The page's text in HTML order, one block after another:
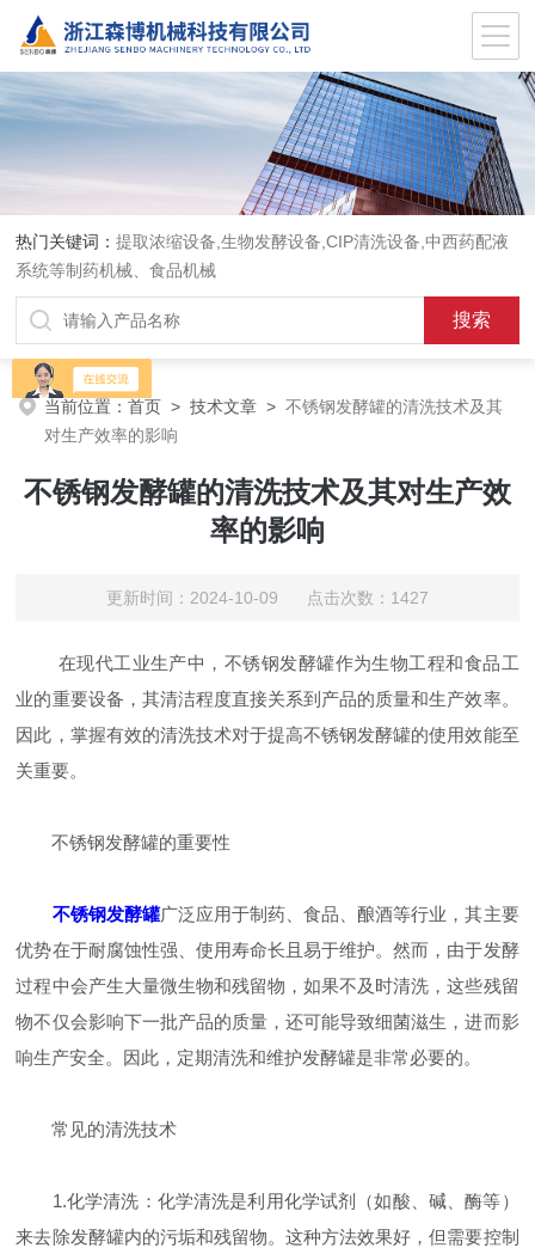
热门关键词：提取浓缩设备,生物发酵设备,CIP清洗设备,中西药配液
系统等制药机械、食品机械
当前位置：首页 >技术文章 >不锈钢发酵罐的清洗技术及其
对生产效率的影响
不锈钢发酵罐的清洗技术及其对生产效
率的影响
更新时间：2024-10-09 点击次数：1427
在现代工业生产中，不锈钢发酵罐作为生物工程和食品工
业的重要设备，其清洁程度直接关系到产品的质量和生产效率。
因此，掌握有效的清洗技术对于提高不锈钢发酵罐的使用效能至
关重要。
不锈钢发酵罐的重要性
不锈钢发酵罐广泛应用于制药、食品、酿酒等行业，其主要
优势在于耐腐蚀性强、使用寿命长且易于维护。然而，由于发酵
过程中会产生大量微生物和残留物，如果不及时清洗，这些残留
物不仅会影响下一批产品的质量，还可能导致细菌滋生，进而影
响生产安全。因此，定期清洗和维护发酵罐是非常必要的。
常见的清洗技术
1.化学清洗：化学清洗是利用化学试剂（如酸、碱、酶等）
来去除发酵罐内的污垢和残留物。这种方法效果好，但需要控制